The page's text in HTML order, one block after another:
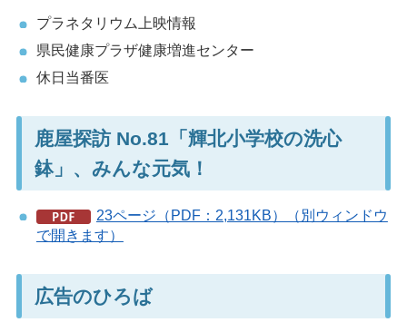
プラネタリウム上映情報
県民健康プラザ健康増進センター
休日当番医
鹿屋探訪 No.81「輝北小学校の洗心
鉢」、みんな元気！
23ページ（PDF：2,131KB）（別ウィンドウ
で開きます）
広告のひろば